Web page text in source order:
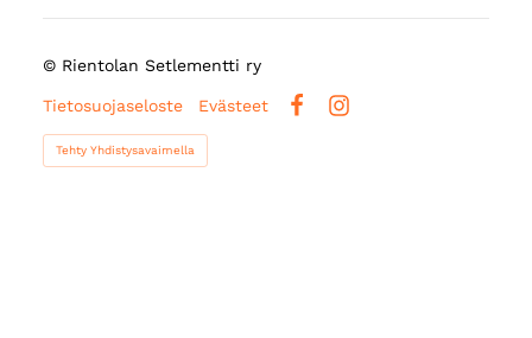
© Rientolan Setlementti ry
Tietosuojaseloste
Evästeet
Tehty Yhdistysavaimella